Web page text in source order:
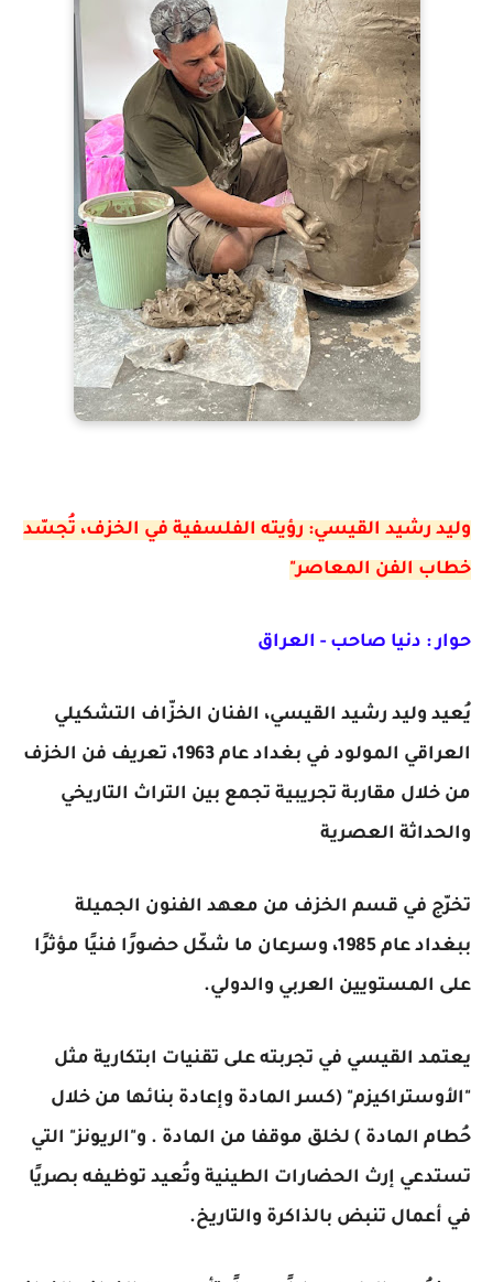
وليد رشيد القيسي: رؤيته الفلسفية في الخزف، تُجسّد
خطاب الفن المعاصر"
حوار : دنيا صاحب - العراق
يُعيد وليد رشيد القيسي، الفنان الخزّاف التشكيلي
العراقي المولود في بغداد عام 1963، تعريف فن الخزف
من خلال مقاربة تجريبية تجمع بين التراث التاريخي
والحداثة العصرية
تخرّج في قسم الخزف من معهد الفنون الجميلة
ببغداد عام 1985، وسرعان ما شكّل حضورًا فنيًا مؤثرًا
على المستويين العربي والدولي.
يعتمد القيسي في تجربته على تقنيات ابتكارية مثل
"الأوستراكيزم" (كسر المادة وإعادة بنائها من خلال
حُطام المادة ) لخلق موقفا من المادة . و"الريونز" التي
تستدعي إرث الحضارات الطينية وتُعيد توظيفه بصريًا
في أعمال تنبض بالذاكرة والتاريخ.